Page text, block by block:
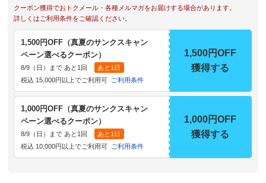
クーポン獲得でおトクメール・各種メルマガをお届けする場合があります。
詳しくはご利用条件をご確認ください。
1,500円OFF（真夏のサンクスキャン
ペーン選べるクーポン）
8/9（日）まで あと1回
あと1日
税込 15,000円以上でご利用可
ご利用条件
1,500円OFF
獲得する
1,000円OFF（真夏のサンクスキャン
ペーン選べるクーポン）
8/9（日）まで あと1回
あと1日
税込 10,000円以上でご利用可
ご利用条件
1,000円OFF
獲得する